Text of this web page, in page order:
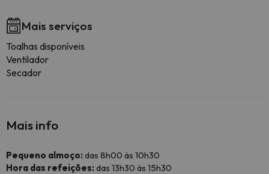
Mais serviços
Toalhas disponíveis
Ventilador
Secador
Mais info
Pequeno almoço:das 8h00 às 10h30
Hora das refeições:das 13h30 às 15h30